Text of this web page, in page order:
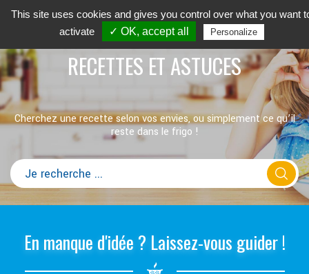
RECETTES ET ASTUCES
Cherchez une recette selon vos envies, ou simplement ce qu’il
reste dans le frigo !
En manque d'idée ? Laissez-vous guider !
This site uses cookies and gives you control over what you want
activate
✓ OK, accept all Personalize